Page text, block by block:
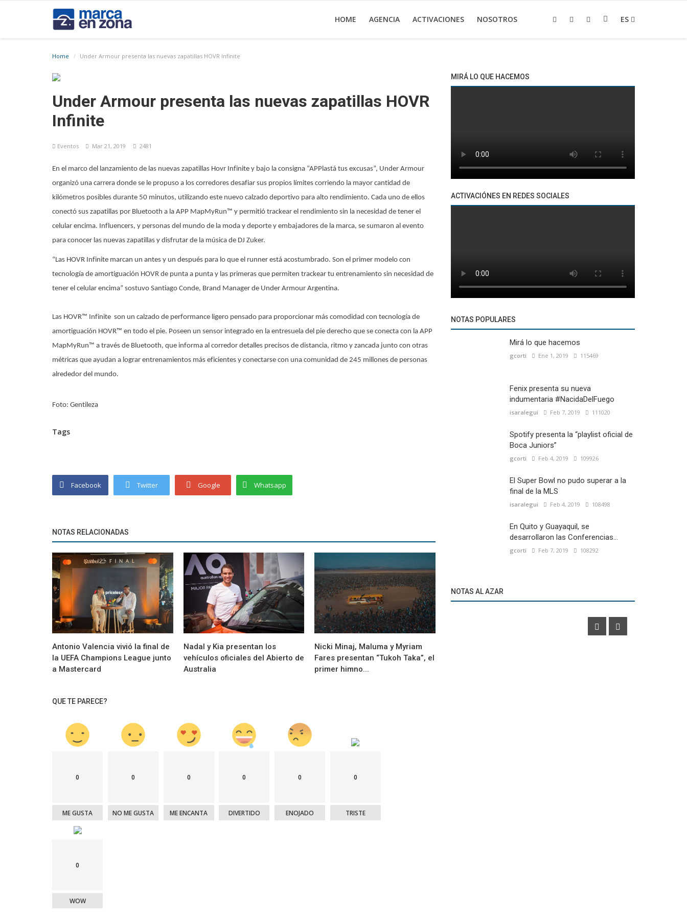
HOME AGENCIA ACTIVACIONES NOSOTROS ES
Home Under Armour presenta las nuevas zapatillas HOVR Infinite
Under Armour presenta las nuevas zapatillas HOVR
Infinite
Eventos Mar 21, 2019 2481
En el marco del lanzamiento de las nuevas zapatillas Hovr Infinite y bajo la consigna “APPlastá tus excusas”, Under Armour
organizó una carrera donde se le propuso a los corredores desafiar sus propios límites corriendo la mayor cantidad de
kilómetros posibles durante 50 minutos, utilizando este nuevo calzado deportivo para alto rendimiento. Cada uno de ellos
conectó sus zapatillas por Bluetooth a la APP MapMyRun™ y permitió trackear el rendimiento sin la necesidad de tener el
celular encima. Influencers, y personas del mundo de la moda y deporte y embajadores de la marca, se sumaron al evento
para conocer las nuevas zapatillas y disfrutar de la música de DJ Zuker.
“Las HOVR Infinite marcan un antes y un después para lo que el runner está acostumbrado. Son el primer modelo con
tecnología de amortiguación HOVR de punta a punta y las primeras que permiten trackear tu entrenamiento sin necesidad de
tener el celular encima” sostuvo Santiago Conde, Brand Manager de Under Armour Argentina.
Las HOVR™ Infinite son un calzado de performance ligero pensado para proporcionar más comodidad con tecnología de
amortiguación HOVR™ en todo el pie. Poseen un sensor integrado en la entresuela del pie derecho que se conecta con la APP
MapMyRun™ a través de Bluetooth, que informa al corredor detalles precisos de distancia, ritmo y zancada junto con otras
métricas que ayudan a lograr entrenamientos más eficientes y conectarse con una comunidad de 245 millones de personas
alrededor del mundo.
Foto: Gentileza
Tags
Facebook Twitter Google Whatsapp
NOTAS RELACIONADAS
Antonio Valencia vivió la final de
la UEFA Champions League junto
a Mastercard
Nadal y Kia presentan los
vehículos oficiales del Abierto de
Australia
Nicki Minaj, Maluma y Myriam
Fares presentan “Tukoh Taka”, el
primer himno...
QUE TE PARECE?
0
ME GUSTA
0
NO ME GUSTA
0
ME ENCANTA
0
DIVERTIDO
0
ENOJADO
0
TRISTE
0
WOW
MIRÁ LO QUE HACEMOS
ACTIVACIÓNES EN REDES SOCIALES
NOTAS POPULARES
Mirá lo que hacemos
gcorti Ene 1, 2019 115469
Fenix presenta su nueva
indumentaria #NacidaDelFuego
isaralegui Feb 7, 2019 111020
Spotify presenta la “playlist oficial de
Boca Juniors”
gcorti Feb 4, 2019 109926
El Super Bowl no pudo superar a la
final de la MLS
isaralegui Feb 4, 2019 108498
En Quito y Guayaquil, se
desarrollaron las Conferencias...
gcorti Feb 7, 2019 108292
NOTAS AL AZAR
en una colección
Marcas
Torino presentó la camiseta Fujin10 Edición
Limitada para celebrar los...
Marketíng
Con Puyol como protagonista el Barcelona
presentó la camiseta que utilizará...
Ultraboost x Game Of Thrones